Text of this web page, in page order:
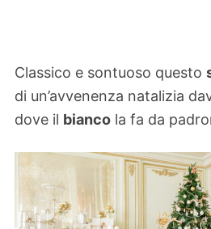
Classico e sontuoso questo
di un’avvenenza natalizia
dove il bianco la fa da